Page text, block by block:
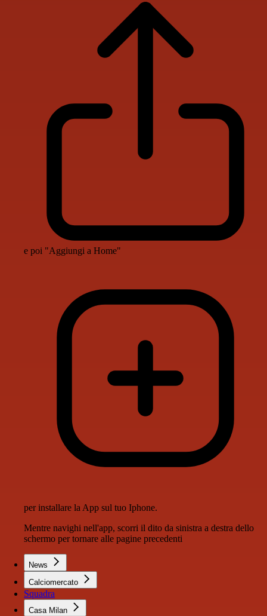
e poi "Aggiungi a Home"
per installare la App sul tuo Iphone.
Mentre navighi nell'app, scorri il dito da sinistra a destra dello
schermo per tornare alle pagine precedenti
News
Calciomercato
Squadra
Casa Milan